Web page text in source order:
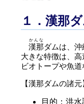
１．漢那
漢那
かんな
ダムは、
大きな特徴は、
ビオトープや魚
【漢那ダムの諸元
目的：洪